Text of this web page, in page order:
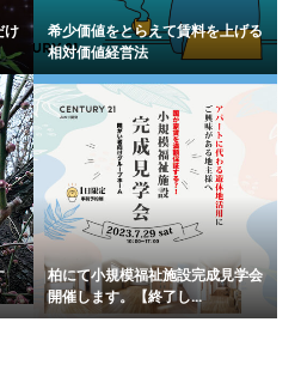
け
希少価値をとらえて賃料を上げる
相対価値経営法
柏にて小規模福祉施設完成見学会
開催します。【終了し...